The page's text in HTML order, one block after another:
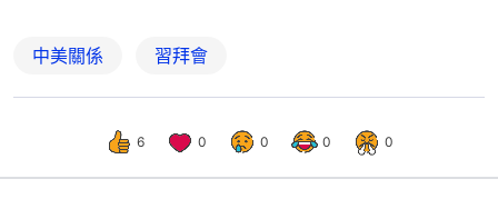
中美關係 習拜會
6 0 0 0 0